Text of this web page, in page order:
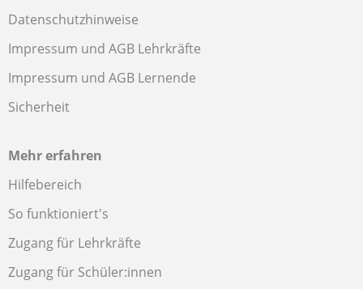
Datenschutzhinweise
Impressum und AGB Lehrkräfte
Impressum und AGB Lernende
Sicherheit
Mehr erfahren
Hilfebereich
So funktioniert's
Zugang für Lehrkräfte
Zugang für Schüler:innen